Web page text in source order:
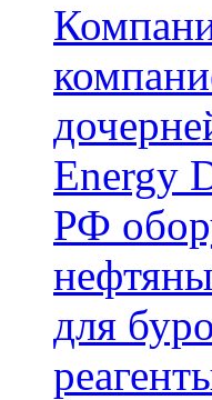
Energy
РФ
для